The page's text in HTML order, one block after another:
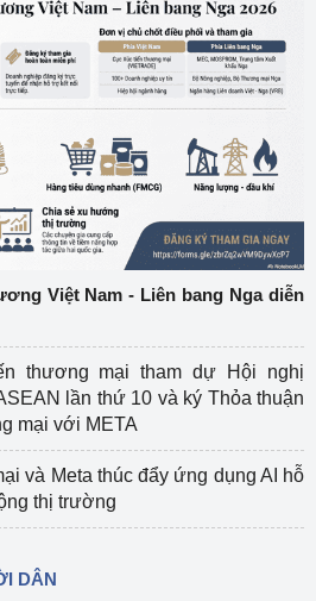
Việt Nam - Liên bang Nga diễn
thương mại tham dự Hội nghị
lần thứ 10 và ký Thỏa thuận
mại với META
và Meta thúc đẩy ứng dụng AI hỗ
thị trường
DÂN